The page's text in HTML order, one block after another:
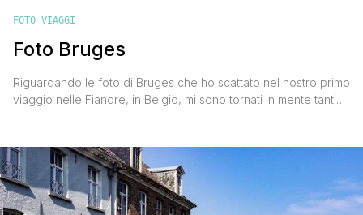
FOTO VIAGGI
Foto Bruges
Riguardando le foto di Bruges che ho scattato nel nostro primo
viaggio nelle Fiandre, in Belgio, mi sono tornati in mente tanti
d'uomo da sembrare quasi irreale. Tutto è perfetto, tutto è in
ordine, tutto [']